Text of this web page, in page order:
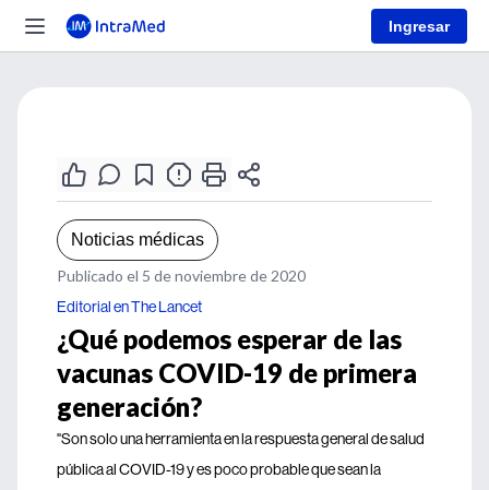
Ingresar
Noticias médicas
Publicado el 5 de noviembre de 2020
Editorial en The Lancet
¿Qué podemos esperar de las
vacunas COVID-19 de primera
generación?
"Son solo una herramienta en la respuesta general de salud
pública al COVID-19 y es poco probable que sean la